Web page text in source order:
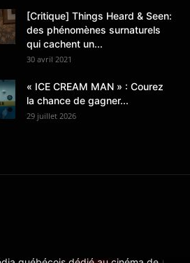
[Critique] Things Heard & Seen:
des phénomènes surnaturels
qui cachent un...
30 avril 2021
« ICE CREAM MAN » : Courez
la chance de gagner...
29 juillet 2026